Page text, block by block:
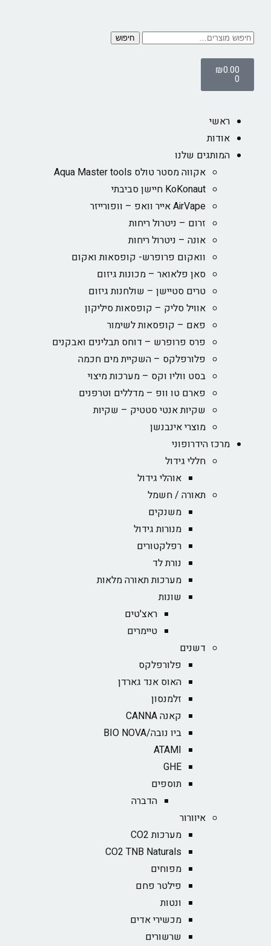
חיפוש
₪0.00
0
ראשי
אודות
המותגים שלנו
אקווה מסטר טולס Aqua Master tools
KoKonaut חיישן סביבתי
AirVape אייר וואפ – וופורייזר
זרום – ניטרול ריחות
אונה – ניטרול ריחות
וואקום פרופרש- קופסאות ואקום
סאן פלאואר – מכונות גיזום
טרים סטיישן – שולחנות גיזום
אוויל סליק – קופסאות סיליקון
פאם – קופסאות לשימור
פרס פרופרש – דוחס תבלינים ואבקנים
פלורפלקס – השקיית מים חכמה
בסט ווליו וקס – מערכות מיצוי
פארם טו וופ – מדללים וטרפנים
שקיות אנטי סטטיק – שקיות
מוצרי אינבנשן
מרכז הידרופוני
חללי גידול
אוהלי גידול
תאורה / חשמל
משנקים
מנורות גידול
רפלקטורים
נורת לד
מערכות תאורה מלאות
שונות
ראצ'טים
טיימרים
דשנים
פלורפלקס
האוס אנד גארדן
זלמנסון
קאנה CANNA
ביו נובה/BIO NOVA‏
ATAMI
GHE
תוספים
הדברה
איוורור
מערכות CO2
CO2 TNB Naturals
מפוחים
פילטר פחם
ונטות
מכשירי אדים
שרשורים